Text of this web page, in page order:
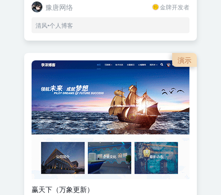
豫唐网络 金牌开发者
清风•个人博客
演示
赢天下（万象更新）